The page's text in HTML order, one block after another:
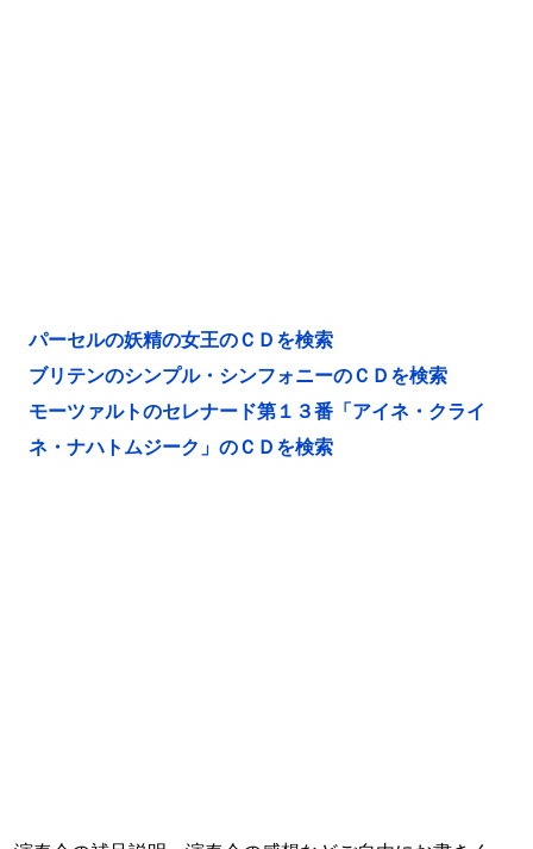
パーセルの妖精の女王のＣＤを検索
ブリテンのシンプル・シンフォニーのＣＤを検索
モーツァルトのセレナード第１３番「アイネ・クライ
ネ・ナハトムジーク」のＣＤを検索